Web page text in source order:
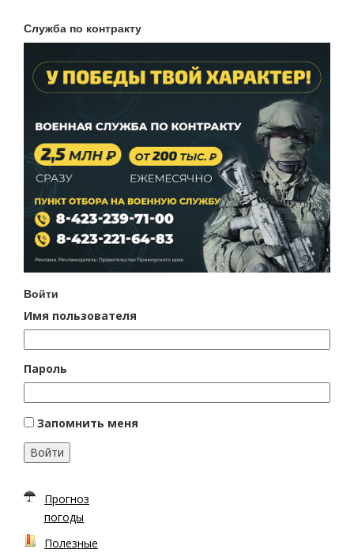
Служба по контракту
Войти
Имя пользователя
Пароль
Запомнить меня
Войти
Прогноз
погоды
Полезные